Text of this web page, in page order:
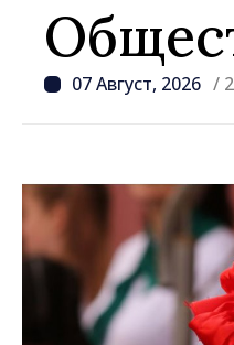
07 Август, 2026 /